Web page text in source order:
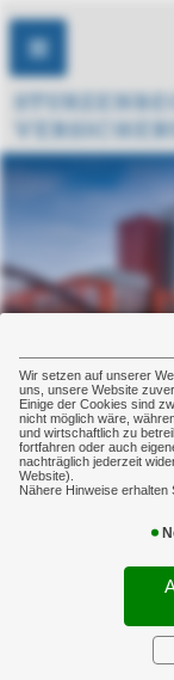
Wir setzen auf unserer
uns, unsere Website
Einige der Cookies sind
nicht möglich wäre,
und wirtschaftlich zu
fortfahren oder auch
nachträglich jederzeit
Website).
Nähere Hinweise erhalten
Revisions-